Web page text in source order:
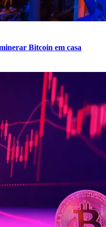
Bitcoin em casa